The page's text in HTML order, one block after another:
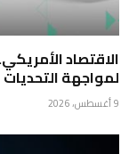
الاقتصاد
لمواجهة التحديات
9 أغسطس، 2026